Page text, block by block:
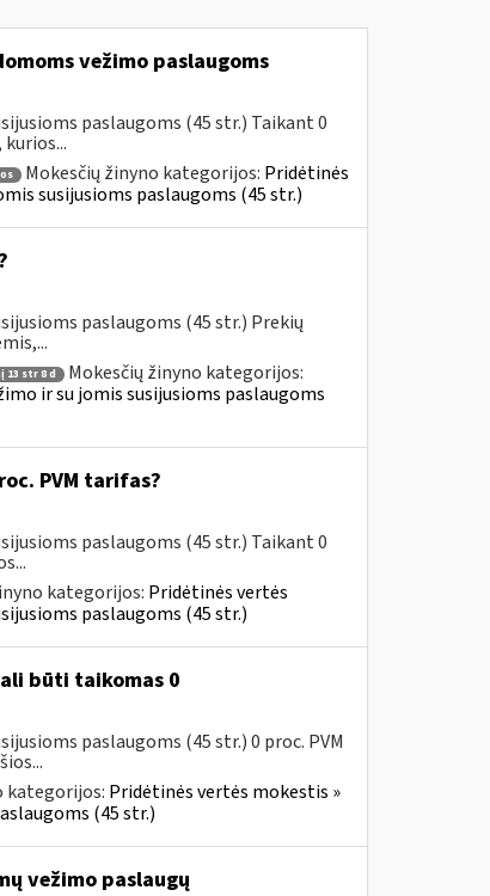
vežimo paslaugoms
paslaugoms (45 str.) Taikant 0
Mokesčių žinyno kategorijos: Pridėtinės
susijusioms paslaugoms (45 str.)
paslaugoms (45 str.) Prekių
13 str 8 d
Mokesčių žinyno kategorijos:
ir su jomis susijusioms paslaugoms
PVM tarifas?
paslaugoms (45 str.) Taikant 0
kategorijos: Pridėtinės vertės
paslaugoms (45 str.)
būti taikomas 0
paslaugoms (45 str.) 0 proc. PVM
kategorijos: Pridėtinės vertės mokestis »
(45 str.)
vežimo paslaugų